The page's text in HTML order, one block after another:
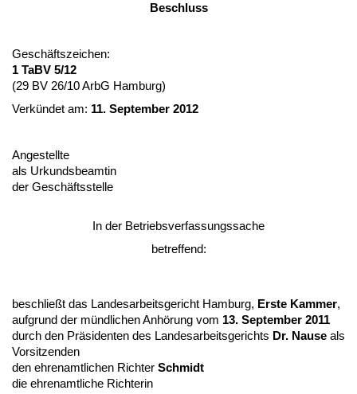
Be­schluss
Geschäfts­zei­chen:
1 TaBV 5/12
(29 BV 26/10 ArbG Ham­burg)
Verkündet am: 11. Sep­tem­ber 2012
An­ge­stell­te
als Ur­kunds­be­am­tin
der Geschäfts­stel­le
In der Be­triebs­ver­fas­sungs­sa­che
be­tref­fend:
be­sch­ließt das Lan­des­ar­beits­ge­richt Ham­burg, Ers­te Kam­mer,
auf­grund der münd­li­chen Anhörung vom 13. Sep­tem­ber 2011
durch den Präsi­den­ten des Lan­des­ar­beits­ge­richts Dr. Nau­se als
Vor­sit­zen­den
den eh­ren­amt­li­chen Rich­ter Schmidt
die eh­ren­amt­li­che Rich­te­rin